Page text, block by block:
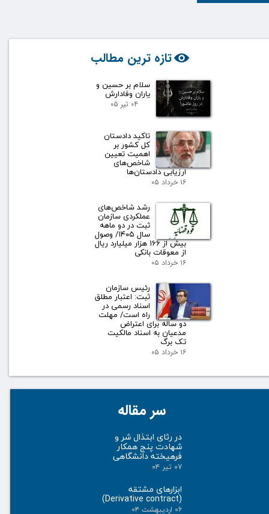
تازه ترین مطالب
سلام بر حسین و
یاران وفادارش
۰۴ تیر ۰۵
تاکید دادستان
کل کشور بر
اهمیت تعیین
شاخص‌های
ارزیابی دادستان‌ها
۱۶ خرداد ۰۵
رشد شاخص‌های
عملکردی سازمان
ثبت در دو ماهه
سال ۱۴۰۵/ وصول
بیش از ۱۶۶ هزار میلیارد ریال
از معوقات بانکی
۱۶ خرداد ۰۵
رئیس سازمان
ثبت: اعتبار مطلق
اسناد رسمی در
راه است/ مهلت
دو ساله برای اعتراض
مدعیان به اسناد مالکیت
تک برگ
۱۶ خرداد ۰۵
سر مقاله
در رثای ابتذال شر و
شهادت پنج همکار
فرهیخته دانشگاهی
۰۷ تیر ۰۴
ابزارهای مشتقه
(Derivative contract)
۰۶ اردیبهشت ۰۴